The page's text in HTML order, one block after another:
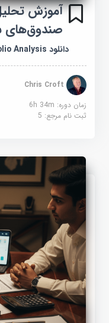
صندوق‌های
دانلود Mutual Fund NAV and Portfolio Analysis
Chris Croft
زمان دوره: 6h 34m
ثبت نام مرجع:5